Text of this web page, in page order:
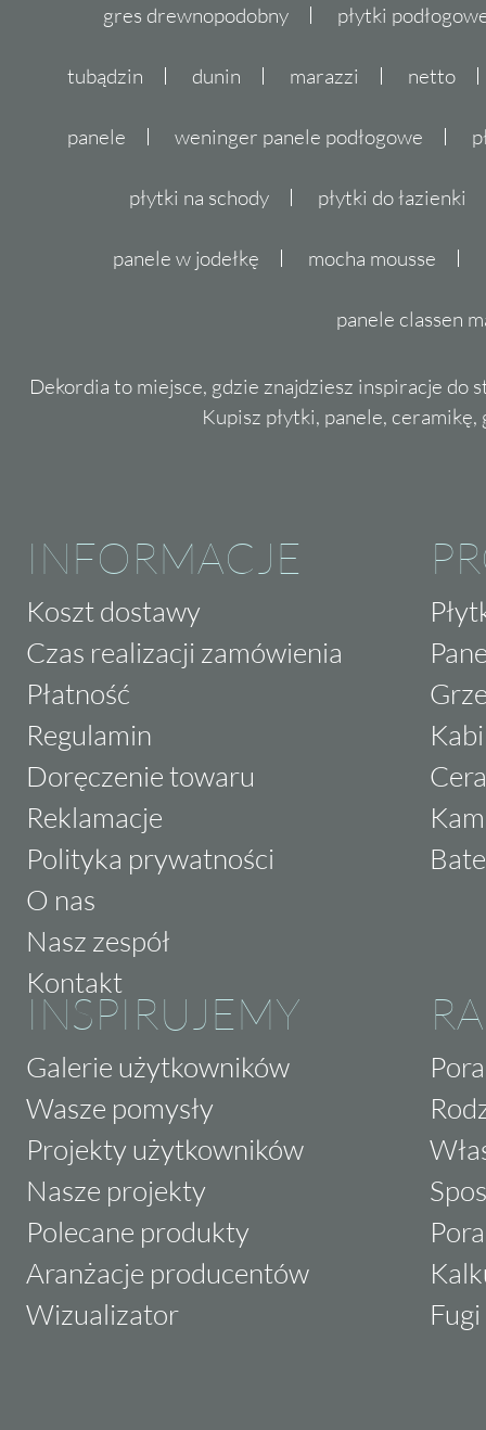
gres drewnopodobny płytki
tubądzin dunin marazzi netto
panele weninger panele podłogowe
płytki na schody płytki do łazienki
panele w jodełkę mocha mousse
panele classen
Dekordia to miejsce, gdzie znajdziesz inspiracje do
Kupisz płytki, panele,
INFORMACJE
Koszt dostawy
Czas realizacji zamówienia
Płatność
Regulamin
Doręczenie towaru
Reklamacje
Polityka prywatności
O nas
Nasz zespół
Kontakt
INSPIRUJEMY
Galerie użytkowników
Wasze pomysły
Projekty użytkowników
Nasze projekty
Polecane produkty
Aranżacje producentów
Wizualizator